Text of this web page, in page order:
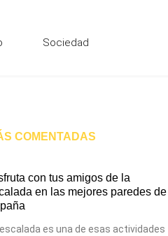
Sociedad
COMENTADAS
con tus amigos de la
en las mejores paredes de
escalada es una de esas actividades